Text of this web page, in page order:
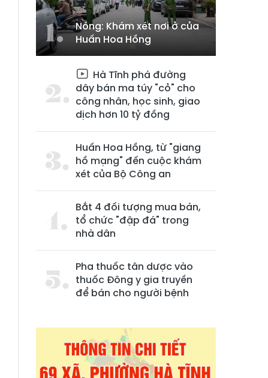
Nóng: Khám xét nơi ở của
Huấn Hoa Hồng
Hà Tĩnh phá đường
dây bán ma túy "cỏ" cho
công nhân, học sinh, giao
dịch hơn 10 tỷ đồng
Huấn Hoa Hồng, từ "giang
hồ mạng" đến cuộc khám
xét của Bộ Công an
Bắt 4 đối tượng mua bán,
tổ chức "đập đá" trong
nhà dân
Pha thuốc tân dược vào
thuốc Đông y gia truyền
để bán cho người bệnh